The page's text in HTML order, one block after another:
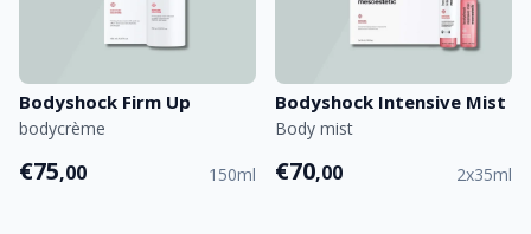
Bodyshock Firm Up
bodycrème
€75,00 150ml
Bodyshock Intensive Mist
Body mist
€70,00 2x35ml